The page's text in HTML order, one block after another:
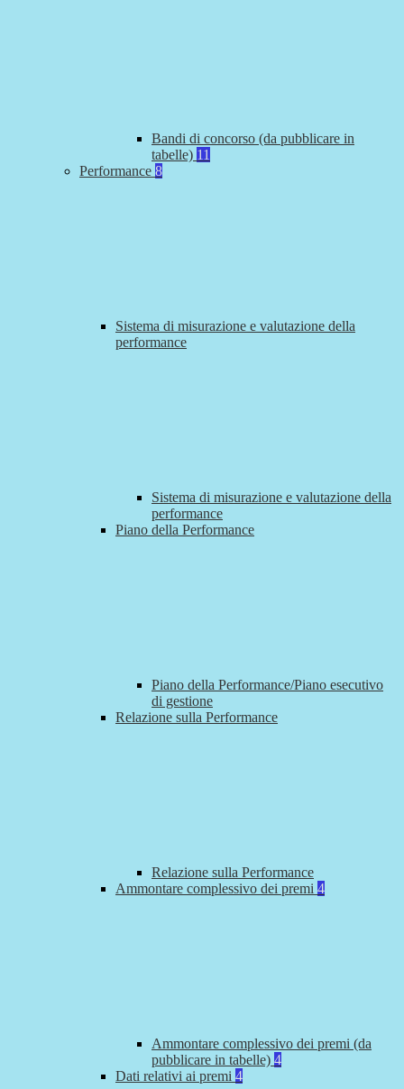
Bandi di concorso (da pubblicare in
tabelle) 11
Performance 8
Sistema di misurazione e valutazione della
performance
Sistema di misurazione e valutazione della
performance
Piano della Performance
Piano della Performance/Piano esecutivo
di gestione
Relazione sulla Performance
Relazione sulla Performance
Ammontare complessivo dei premi 4
Ammontare complessivo dei premi (da
pubblicare in tabelle) 4
Dati relativi ai premi 4